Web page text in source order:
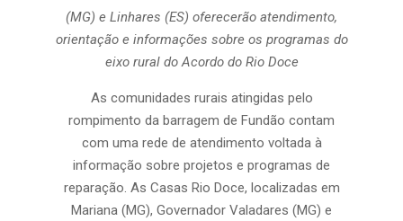
(MG) e Linhares (ES) oferecerão atendimento,
orientação e informações sobre os programas do
eixo rural do Acordo do Rio Doce
As comunidades rurais atingidas pelo
rompimento da barragem de Fundão contam
com uma rede de atendimento voltada à
informação sobre projetos e programas de
reparação. As Casas Rio Doce, localizadas em
Mariana (MG), Governador Valadares (MG) e